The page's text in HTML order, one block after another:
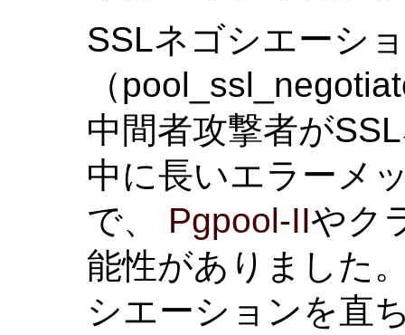
SSLネゴシエーシ
（
中間者攻撃者が
中に長いエラーメ
で、 Pgpool-IIやク
能性がありました
シエーションを直